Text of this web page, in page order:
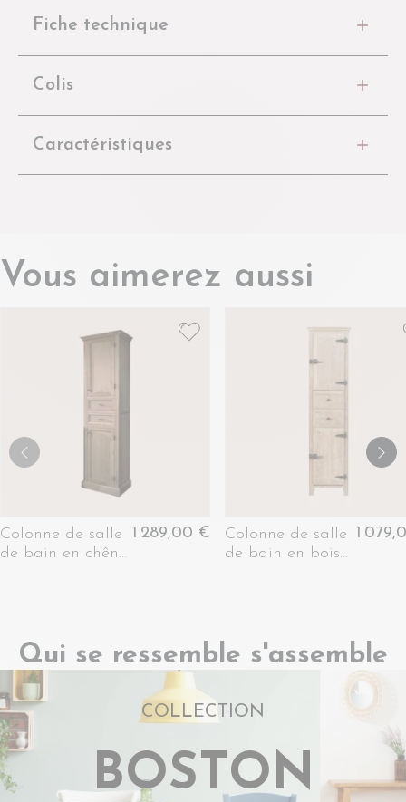
Fiche technique
Colis
Caractéristiques
Vous aimerez aussi
Colonne de salle
de bain en chêne
1 289,00 €
Colonne de salle
de bain en bois
1
Qui se ressemble s'assemble
COLLECTION
BOSTON